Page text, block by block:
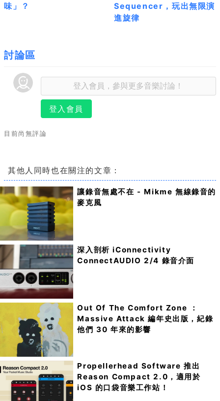
味」？
Sequencer，玩出無限演
進旋律
討論區
登入會員
目前尚無評論
其他人同時也在關注的文章：
讓錄音無處不在 - Mikme 無線錄音的
麥克風
深入剖析 iConnectivity
ConnectAUDIO 2/4 錄音介面
Out Of The Comfort Zone ：
Massive Attack 編年史出版，紀錄
他們 30 年來的影響
Propellerhead Software 推出
Reason Compact 2.0，適用於
iOS 的口袋音樂工作站！